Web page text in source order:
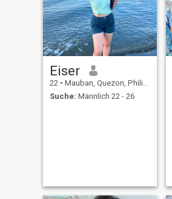
Eiser
22 • Mauban, Quezon, Philippinen
Suche: Männlich 22 - 26